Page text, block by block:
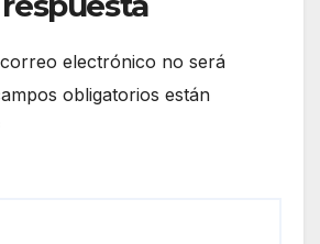
electrónico no será
obligatorios están